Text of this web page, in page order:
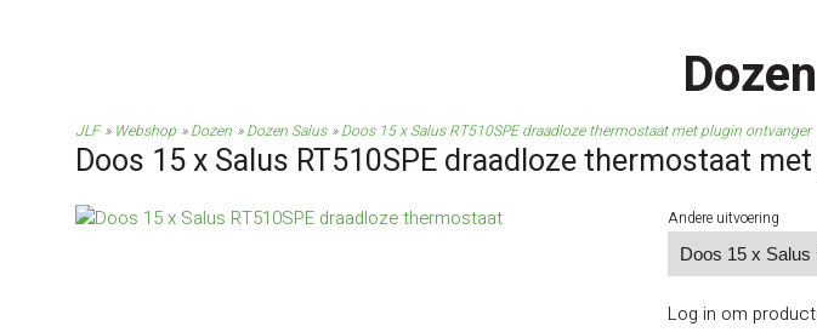
JLF Webshop Dozen Dozen Salus Doos 15 x Salus RT510SPE draadloze thermostaat met plugin ontvanger
Doos 15 x Salus RT510SPE draadloze thermostaat
Andere uitvoering
Log in om